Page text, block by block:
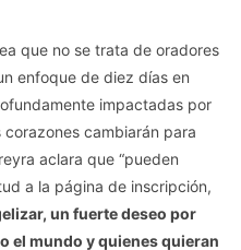
que no se trata de oradores
enfoque de diez días en
impactadas por
cambiarán para
aclara que “pueden
a la página de inscripción,
un fuerte deseo por
el mundo y quienes quieran